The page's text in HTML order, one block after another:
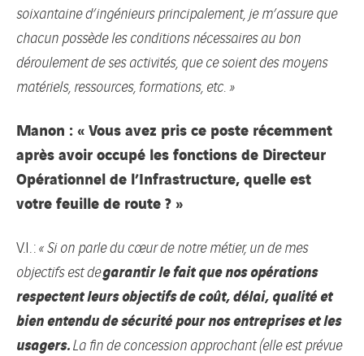
soixantaine d’ingénieurs principalement, je m’assure que
chacun possède les conditions nécessaires au bon
déroulement de ses activités, que ce soient des moyens
matériels, ressources, formations, etc. »
Manon : « Vous avez pris ce poste récemment
après avoir occupé les fonctions de Directeur
Opérationnel de l’Infrastructure, quelle est
votre feuille de route ? »
V.I. :« Si on parle du cœur de notre métier, un de mes
objectifs est degarantir le fait que nos opérations
respectent leurs objectifs de coût, délai, qualité et
bien entendu de sécurité pour nos entreprises et les
usagers.La fin de concession approchant (elle est prévue